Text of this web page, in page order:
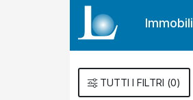
Immobili
TUTTI I FILTRI (0)